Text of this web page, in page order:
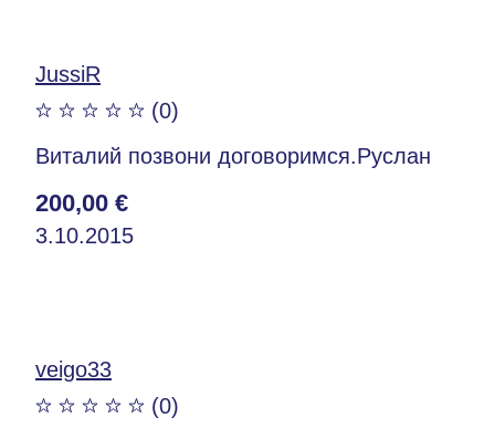
JussiR
(0)
Виталий позвони договоримся.Руслан
200,00 €
3.10.2015
veigo33
(0)